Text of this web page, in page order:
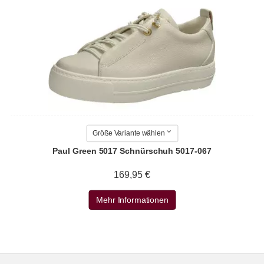
Größe Variante wählen
Paul Green 5017 Schnürschuh 5017-067
169,95 €
Mehr Informationen